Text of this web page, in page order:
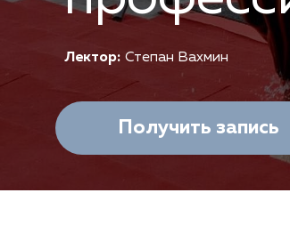
Лектор: Степан Вахмин
Получить запись